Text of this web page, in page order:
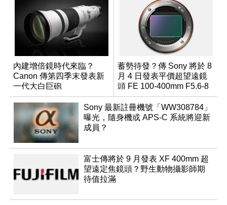
內建增倍鏡時代來臨？
Canon 傳第四季末發表新
一代大白巨砲
蓄勢待發？傳 Sony 將於 8
月 4 日發表平價超望遠鏡
頭 FE 100-400mm F5.6-8
Sony 最新註冊機號「WW308784」
曝光，隨身機或 APS-C 系統將迎新
成員？
富士傳將於 9 月發表 XF 400mm 超
望遠定焦鏡頭？野生動物攝影師期
待值拉滿